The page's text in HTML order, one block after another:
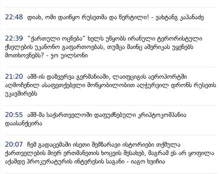
22:48 დიახ, ომი დაიწყო რუსეთმა და წერტილი! - ვახტანგ კაპანაძე
22:39
“ქართული ოცნება” ხელს უწყობს ირანული ტერორისტული
ქსელების უკანონო გაფართოებას, თუმცა მაინც ამერიკას უყენებს
მოთხოვნებს? - ჯო უილსონი
21:20 აშშ-ის დაზვერვა გერმანიაში, ლაიფციგის აეროპორტში
აღმოჩენილ ასაფეთქებელი მოწყობილობით აღჭურვილ დრონს რუსეთს
უკავშირებს
20:55 აშშ-მა საქართველოში დაფუძნებული კრიპტოკომპანია
დაასანქცირა
20:07 ჩემ გადაცემაში ისეთი შემზარავი ისტორიები თქმულა
ქართველების მიერ ერთმანეთის ხოცვის შესახებ, მაგრამ ეს არ ყოფილა
აქამდე პროკურატურის ინტერესის საგანი - იაგო ხვიჩია